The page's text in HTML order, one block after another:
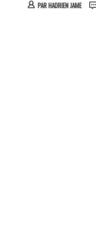
PARHADRIEN JAME